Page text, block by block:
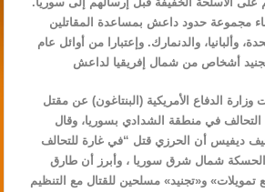
مجموعة حدود داعش بمساعدة المقاتلين
وألبانيا، والدنمارك. وإعتبارا من أوائل عام
2015 أعلنت وزارة الدفاع الأمريكية (البنتاغون) عن مقتل
في منطقة الشدادي بسوريا، وقال
ديفيس أن الحرزي قتل “في غارة للتحالف
شمال شرق سوريا ، وأبرز أن طارق
تمويلات» و«تجنيد» مسلحين للقتال مع التنظيم